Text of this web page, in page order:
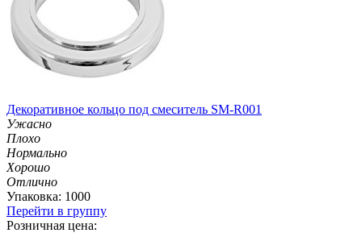
Декоративное кольцо под смеситель SM-R001
Ужасно
Плохо
Нормально
Хорошо
Отлично
Упаковка: 1000
Перейти в группу
Розничная цена: